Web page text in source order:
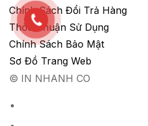
Chính Sách Đổi Trả Hàng
Thỏa Thuận Sử Dụng
Chính Sách Bảo Mật
Sơ Đồ Trang Web
© IN NHANH CO